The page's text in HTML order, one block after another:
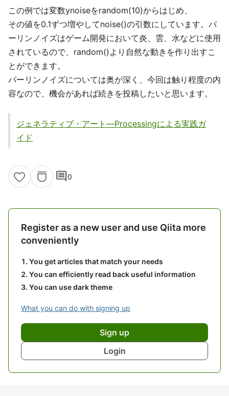
この例では変数ynoiseをrandom(10)からはじめ、
その値を0.1ずつ増やしてnoise()の引数にしています。パ
ーリンノイズはゲーム開発において炎、雲、水などに使用
されているので、random()より自然な動きを作り出すこ
とができます。
パーリンノイズについては奥が深く、今回は触り程度の内
容なので、機会があれば続きを投稿したいと思います。
ジェネラティブ・アート―Processingによる実践ガ
イド
comment0
Register as a new user and use Qiita more
conveniently
You get articles that match your needs
You can efficiently read back useful information
You can use dark theme
What you can do with signing up
Sign up
Login